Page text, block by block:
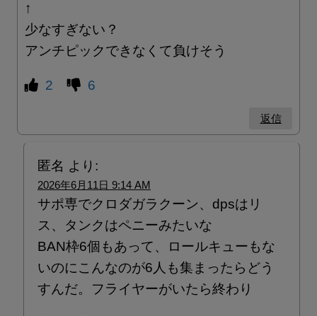
↑
少なすぎない？
アンチピックできなくて負けそう
2 6
返信
匿名 より:
2026年6月11日 9:14 AM
サポ専でクロダガラクーン、dpsはリ
ス、タンクはペニーみたいな
BAN枠6個もあって、ロールキューもな
いのにこんなのが6人も集まったらどう
すんだ。フライヤーがいたら終わり